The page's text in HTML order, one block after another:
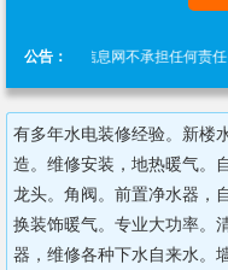
公告：
布，伊春信息网不承担任何责
有多年水电装修经验。新楼
造。维修安装，地热暖气。
龙头。角阀。前置净水器，
换装饰暖气。专业大功率。
器，维修各种下水自来水。